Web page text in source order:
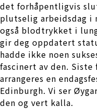
det forhåpentligvis
plutselig arbeidsdag i
også blodtrykket i
gir deg oppdatert
hadde ikke noen
fascinert av den.
arrangeres en
Edinburgh. Vi ser
den og vert kalla.